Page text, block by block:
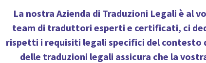
La nostra Azienda di Traduzioni Legali è al
team di traduttori esperti e certificati, ci
rispetti i requisiti legali specifici del contesto
delle traduzioni legali assicura che la